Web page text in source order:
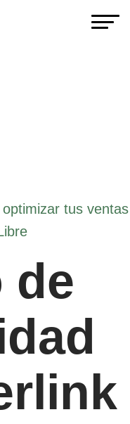
tus ventas
de